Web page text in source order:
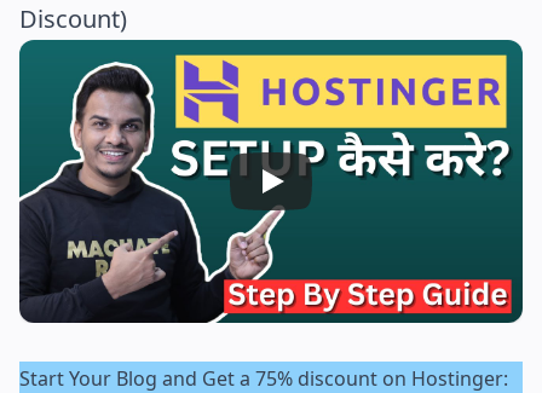
Discount)
Start Your Blog and Get a 75% discount on Hostinger: